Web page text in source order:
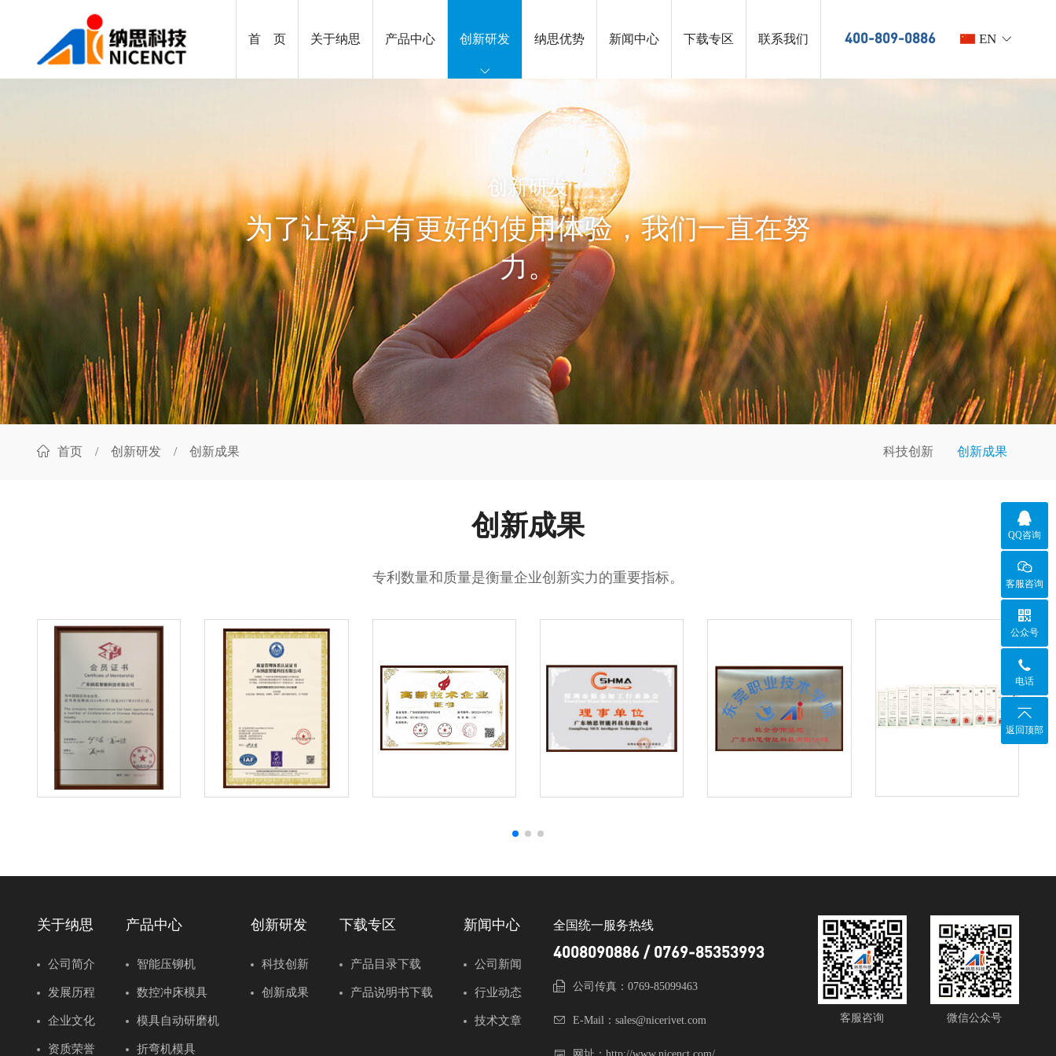
首 页 关于纳思 产品中心 创新研发 纳思优势 新闻中心 下载专区 联系我们 400-809-0886 EN
创新研发
为了让客户有更好的使用体验，我们一直在努
力。
首页 /创新研发 / 创新成果 科技创新 创新成果
创新成果
专利数量和质量是衡量企业创新实力的重要指标。
关于纳思
公司简介
发展历程
企业文化
资质荣誉
产品中心
智能压铆机
数控冲床模具
模具自动研磨机
折弯机模具
创新研发
科技创新
创新成果
下载专区
产品目录下载
产品说明书下载
新闻中心
公司新闻
行业动态
技术文章
全国统一服务热线
4008090886 / 0769-85353993
公司传真：0769-85099463
E-Mail：sales@nicerivet.com 客服咨询 微信公众号

QQ咨询
客服咨询

公众号

电话

返回顶部